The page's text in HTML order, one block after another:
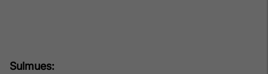
Sulmues: